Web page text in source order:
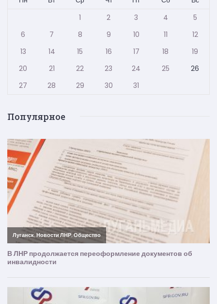
1
2 3 4
5
6
7 8 9 10 11
12
13
14 15 16 17 18
19
20
21 22 23 24 25
26
27
28 29 30 31
Популярное